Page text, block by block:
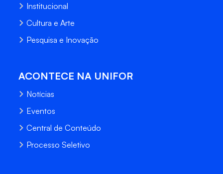
Institucional
Cultura e Arte
Pesquisa e Inovação
ACONTECE NA UNIFOR
Notícias
Eventos
Central de Conteúdo
Processo Seletivo